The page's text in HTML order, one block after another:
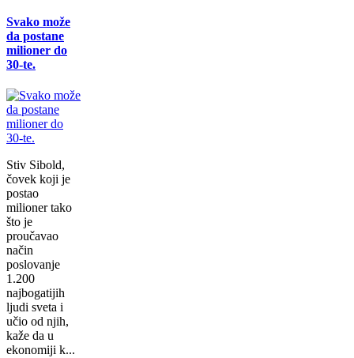
Svako može
da postane
milioner do
30-te.
Stiv Sibold,
čovek koji je
postao
milioner tako
što je
proučavao
način
poslovanje
1.200
najbogatijih
ljudi sveta i
učio od njih,
kaže da u
ekonomiji k...